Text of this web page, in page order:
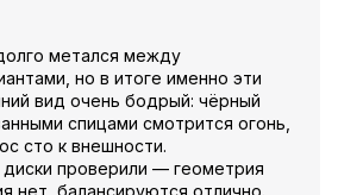
метался между
но в итоге именно эти
вид очень бодрый: чёрный
спицами смотрится огонь,
сто к внешности.
проверили — геометрия
нет, балансируются отлично.